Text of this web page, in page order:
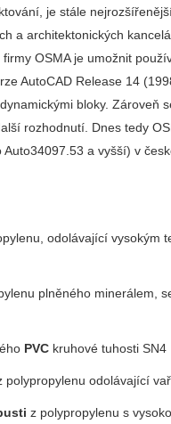
je stále
a architektonických
OSMA je umožnit
AutoCAD Release 14
bloky. Zároveň
rozhodnutí. Dnes tedy
a vyšší) v
odolávající vysokým
plněného minerálem,
PVC kruhové tuhosti SN4
polypropylenu odolávající
z polypropylenu s